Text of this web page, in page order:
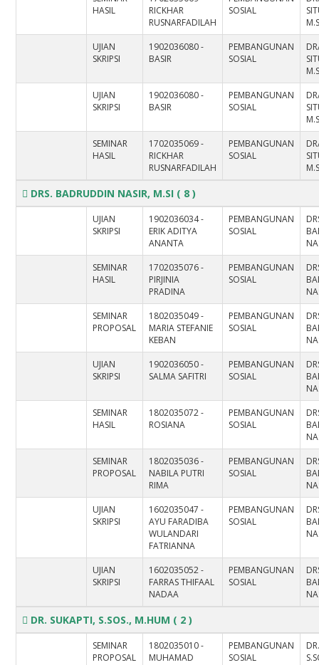
HASIL
RICKHAR
RUSNARFADILAH
SOSIAL
UJIAN
SKRIPSI
1902036080 -
BASIR
PEMBANGUNAN
SOSIAL
UJIAN
SKRIPSI
1902036080 -
BASIR
PEMBANGUNAN
SOSIAL
SEMINAR
HASIL
1702035069 -
RICKHAR
RUSNARFADILAH
PEMBANGUNAN
SOSIAL
DRS. BADRUDDIN NASIR, M.SI ( 8 )
UJIAN
SKRIPSI
1902036034 -
ERIK ADITYA
ANANTA
PEMBANGUNAN
SOSIAL
SEMINAR
HASIL
1702035076 -
PIRJINIA
PRADINA
PEMBANGUNAN
SOSIAL
SEMINAR
PROPOSAL
1802035049 -
MARIA STEFANIE
KEBAN
PEMBANGUNAN
SOSIAL
UJIAN
SKRIPSI
1902036050 -
SALMA SAFITRI
PEMBANGUNAN
SOSIAL
SEMINAR
HASIL
1802035072 -
ROSIANA
PEMBANGUNAN
SOSIAL
SEMINAR
PROPOSAL
1802035036 -
NABILA PUTRI
RIMA
PEMBANGUNAN
SOSIAL
UJIAN
SKRIPSI
1602035047 -
AYU FARADIBA
WULANDARI
FATRIANNA
PEMBANGUNAN
SOSIAL
UJIAN
SKRIPSI
1602035052 -
FARRAS THIFAAL
NADAA
PEMBANGUNAN
SOSIAL
DR. SUKAPTI, S.SOS., M.HUM ( 2 )
SEMINAR
PROPOSAL
1802035010 -
MUHAMAD
PEMBANGUNAN
SOSIAL